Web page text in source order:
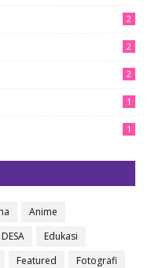
2
2
2
1
1
Anime
DESA
Edukasi
Featured
Fotografi